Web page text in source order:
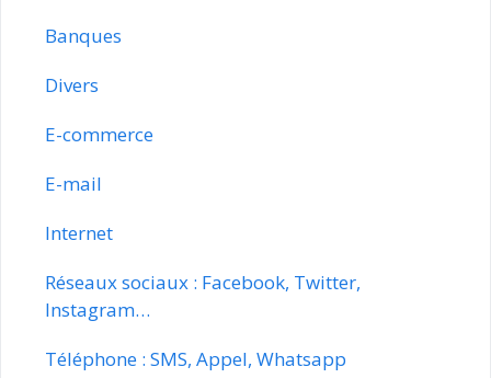
Banques
Divers
E-commerce
E-mail
Internet
Réseaux sociaux : Facebook, Twitter,
Instagram…
Téléphone : SMS, Appel, Whatsapp